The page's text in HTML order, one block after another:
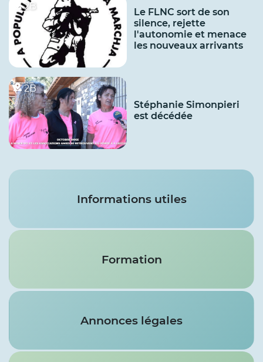
2B
Le FLNC sort de son
silence, rejette
l'autonomie et menace
les nouveaux arrivants
2B
Stéphanie Simonpieri
est décédée
Services
Informations utiles
Formation
Annonces légales